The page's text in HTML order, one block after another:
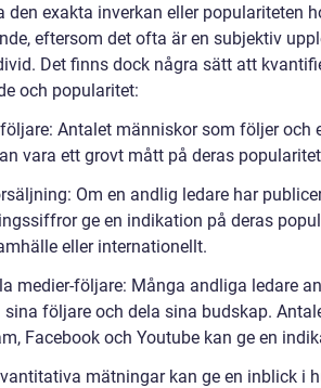
den exakta inverkan eller populariteten
eftersom det ofta är en subjektiv
Det finns dock några sätt att
och popularitet:
Antalet människor som följer och
vara ett grovt mått på deras
Om en andlig ledare har
ge en indikation på deras
eller internationellt.
medier-följare: Många andliga ledare
följare och dela sina budskap.
Facebook och Youtube kan ge en
mätningar kan ge en inblick i